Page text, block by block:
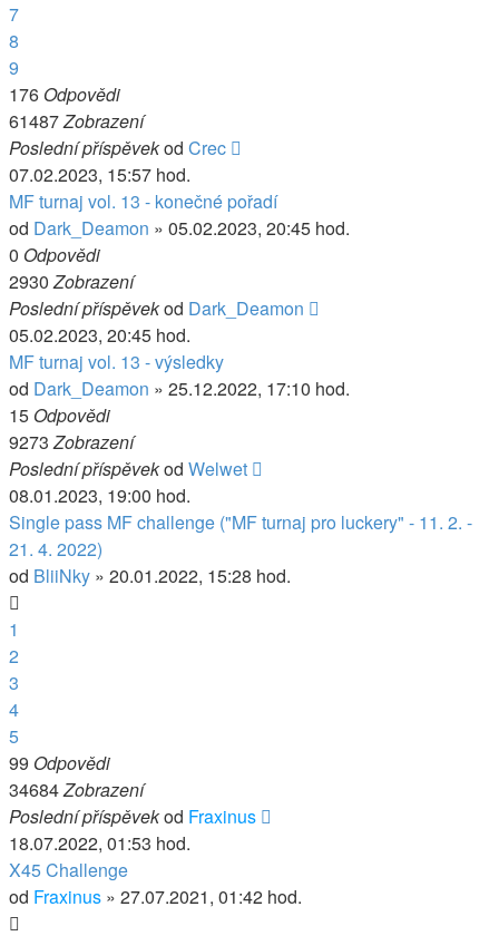
7
8
9
176 Odpovědi
61487Zobrazení
Poslední příspěvekod Crec
07.02.2023, 15:57 hod.
MF turnaj vol. 13 - konečné pořadí
od Dark_Deamon » 05.02.2023, 20:45 hod.
0 Odpovědi
2930Zobrazení
Poslední příspěvekod Dark_Deamon
05.02.2023, 20:45 hod.
MF turnaj vol. 13 - výsledky
od Dark_Deamon » 25.12.2022, 17:10 hod.
15 Odpovědi
9273Zobrazení
Poslední příspěvekod Welwet
08.01.2023, 19:00 hod.
Single pass MF challenge ("MF turnaj pro luckery" - 11. 2. -
21. 4. 2022)
od BliiNky » 20.01.2022, 15:28 hod.
1
2
3
4
5
99 Odpovědi
34684Zobrazení
Poslední příspěvekod Fraxinus
18.07.2022, 01:53 hod.
X45 Challenge
od Fraxinus » 27.07.2021, 01:42 hod.